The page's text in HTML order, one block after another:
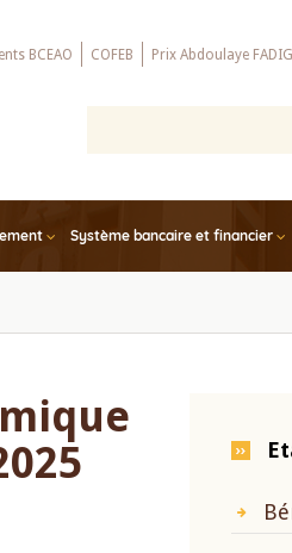
BCEAO COFEB Prix Abdoulaye
Système bancaire et financier